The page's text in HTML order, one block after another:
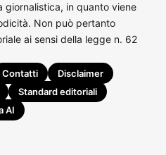
giornalistica, in quanto viene
Non può pertanto
ai sensi della legge n. 62
Contatti
Disclaimer
Standard editoriali
AI